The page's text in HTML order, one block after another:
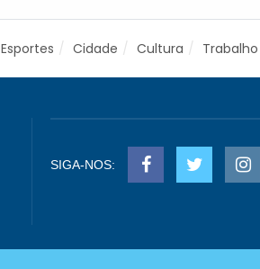
Esportes Cidade Cultura Trabalho
SIGA-NOS: